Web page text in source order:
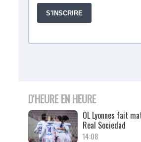
D'HEURE EN HEURE
OL Lyonnes fait
Real Sociedad
14:08